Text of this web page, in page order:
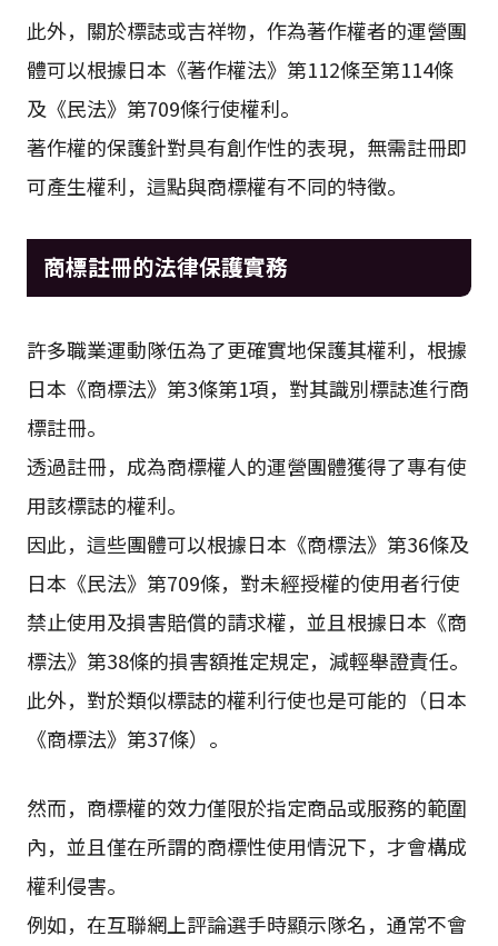
此外，關於標誌或吉祥物，作為著作權者的運營團
體可以根據日本《著作權法》第112條至第114條
及《民法》第709條行使權利。
著作權的保護針對具有創作性的表現，無需註冊即
可產生權利，這點與商標權有不同的特徵。
商標註冊的法律保護實務
許多職業運動隊伍為了更確實地保護其權利，根據
日本《商標法》第3條第1項，對其識別標誌進行商
標註冊。
透過註冊，成為商標權人的運營團體獲得了專有使
用該標誌的權利。
因此，這些團體可以根據日本《商標法》第36條及
日本《民法》第709條，對未經授權的使用者行使
禁止使用及損害賠償的請求權，並且根據日本《商
標法》第38條的損害額推定規定，減輕舉證責任。
此外，對於類似標誌的權利行使也是可能的（日本
《商標法》第37條）。
然而，商標權的效力僅限於指定商品或服務的範圍
內，並且僅在所謂的商標性使用情況下，才會構成
權利侵害。
例如，在互聯網上評論選手時顯示隊名，通常不會